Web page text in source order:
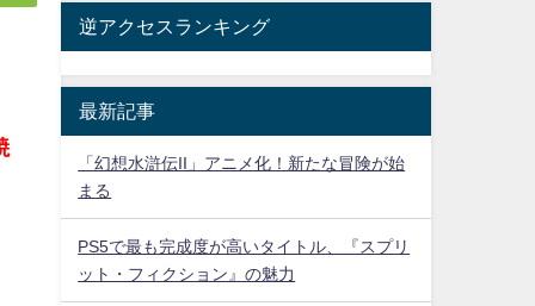
逆アクセスランキング
最新記事
「幻想水滸伝II」アニメ化！新たな冒険が始
まる
PS5で最も完成度が高いタイトル、『スプリ
ット・フィクション』の魅力